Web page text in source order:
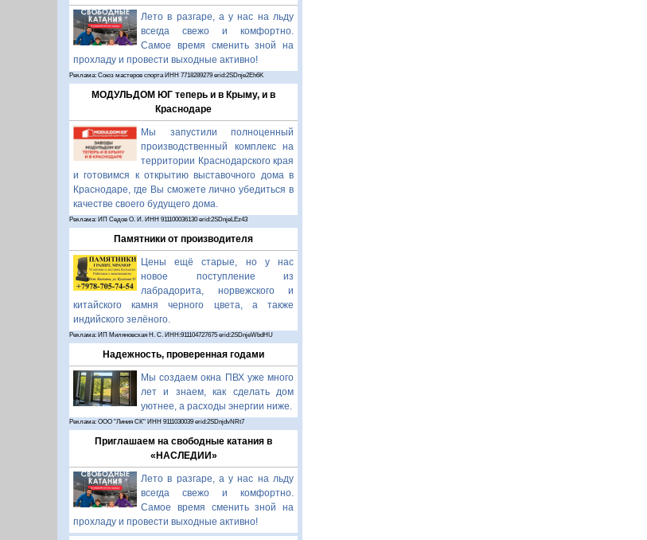
Лето в разгаре, а у нас на льду
всегда свежо и комфортно.
Самое время сменить зной на
прохладу и провести выходные активно!
Реклама: Союз мастеров спорта ИНН 7718289279 erid:2SDnje2Eh6K
МОДУЛЬДОМ ЮГ теперь и в Крыму, и в
Краснодаре
Мы запустили полноценный
производственный комплекс на
территории Краснодарского края
и готовимся к открытию выставочного дома в
Краснодаре, где Вы сможете лично убедиться в
качестве своего будущего дома.
Реклама: ИП Седов О. И. ИНН 911100036130 erid:2SDnjeLEz43
Памятники от производителя
Цены ещё старые, но у нас
новое поступление из
лабрадорита, норвежского и
китайского камня черного цвета, а также
индийского зелёного.
Реклама: ИП Миляновская Н. С. ИНН:911104727675 erid:2SDnjeWbdHU
Надежность, проверенная годами
Мы создаем окна ПВХ уже много
лет и знаем, как сделать дом
уютнее, а расходы энергии ниже.
Реклама: ООО "Линия СК" ИНН 9111030039 erid:2SDnjdvNRt7
Приглашаем на свободные катания в
«НАСЛЕДИИ»
Лето в разгаре, а у нас на льду
всегда свежо и комфортно.
Самое время сменить зной на
прохладу и провести выходные активно!